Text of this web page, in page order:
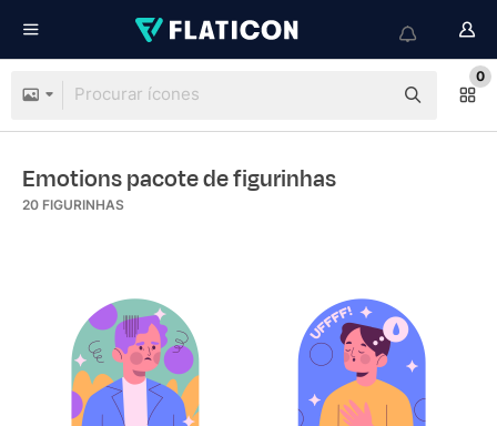
0
Emotions pacote de figurinhas
20 FIGURINHAS